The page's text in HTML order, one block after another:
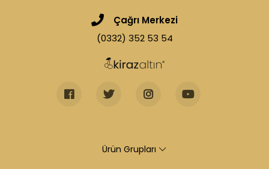
Çağrı Merkezi
(0332) 352 53 54
Ürün Grupları